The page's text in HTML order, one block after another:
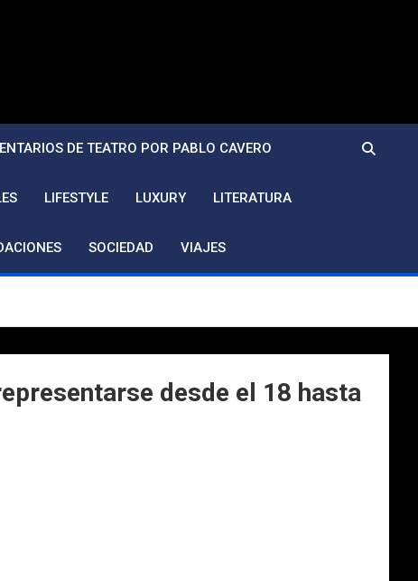
DE TEATRO POR PABLO CAVERO
LIFESTYLE LUXURY LITERATURA
SOCIEDAD VIAJES
desde el 18 hasta